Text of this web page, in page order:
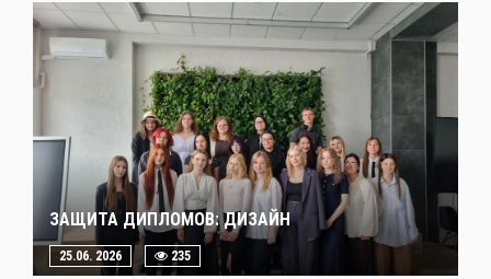
ЗАЩИТА ДИПЛОМОВ: ДИЗАЙН
25.06. 2026 235